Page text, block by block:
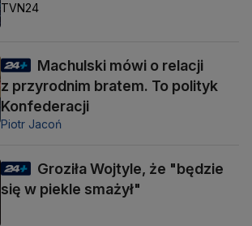
TVN24
Machulski mówi o relacji
z przyrodnim bratem. To polityk
Konfederacji
Piotr Jacoń
Groziła Wojtyle, że "będzie
się w piekle smażył"